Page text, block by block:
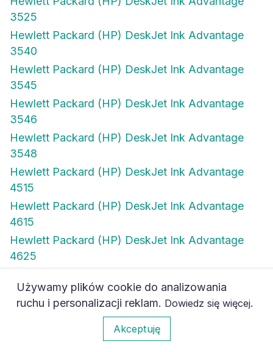
3525
Hewlett Packard (HP) DeskJet Ink Advantage
3540
Hewlett Packard (HP) DeskJet Ink Advantage
3545
Hewlett Packard (HP) DeskJet Ink Advantage
3546
Hewlett Packard (HP) DeskJet Ink Advantage
3548
Hewlett Packard (HP) DeskJet Ink Advantage
4515
Hewlett Packard (HP) DeskJet Ink Advantage
4615
Hewlett Packard (HP) DeskJet Ink Advantage
4625
4645
Hewlett Packard (HP) DeskJet Ink Advantage
Hewlett Packard (HP) DeskJet Ink Advantage
Używamy plików cookie do analizowania
ruchu i personalizacji reklam. Dowiedz się więcej.
Akceptuję